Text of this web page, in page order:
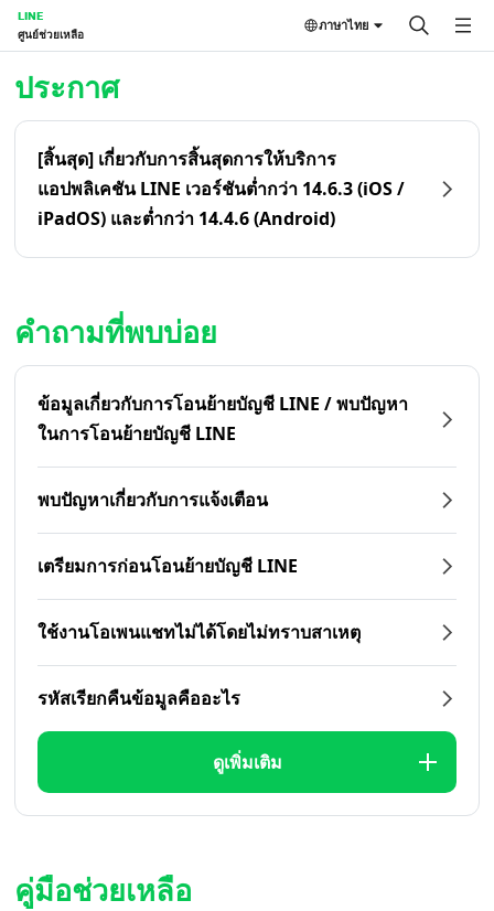
LINE
ศูนย์ช่วยเหลือ
ภาษาไทย
ประกาศ
[สิ้นสุด] เกี่ยวกับการสิ้นสุดการให้บริการ
แอปพลิเคชัน LINE เวอร์ชันต่ำกว่า 14.6.3 (iOS /
iPadOS) และต่ำกว่า 14.4.6 (Android)
คำถามที่พบบ่อย
ข้อมูลเกี่ยวกับการโอนย้ายบัญชี LINE / พบปัญหา
ในการโอนย้ายบัญชี LINE
พบปัญหาเกี่ยวกับการแจ้งเตือน
เตรียมการก่อนโอนย้ายบัญชี LINE
ใช้งานโอเพนแชทไม่ได้โดยไม่ทราบสาเหตุ
รหัสเรียกคืนข้อมูลคืออะไร
ดูเพิ่มเติม
คู่มือช่วยเหลือ